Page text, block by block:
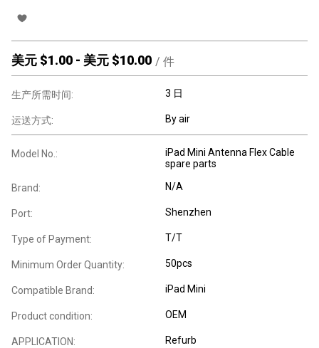
美元 $1.00 - 美元 $10.00 / 件
生产所需时间: 3 日
运送方式: By air
Model No.:
iPad Mini Antenna Flex Cable
spare parts
Brand: N/A
Port: Shenzhen
Type of Payment: T/T
Minimum Order Quantity: 50pcs
Compatible Brand: iPad Mini
Product condition: OEM
APPLICATION: Refurb